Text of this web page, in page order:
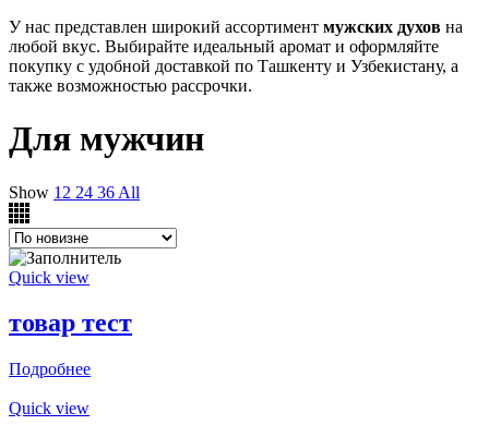
У нас представлен широкий ассортимент мужских духов на
любой вкус. Выбирайте идеальный аромат и оформляйте
покупку с удобной доставкой по Ташкенту и Узбекистану, а
также возможностью рассрочки.
Для мужчин
Show 12 24 36 All
Quick view
товар тест
Подробнее
Quick view